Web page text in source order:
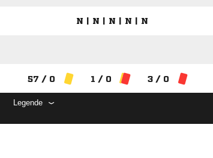
N | N | N | N | N
57 / 0 1 / 0 3 / 0
Legende